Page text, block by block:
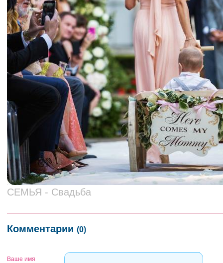
СЕМЬЯ - Свадьба
Комментарии (0)
Ваше имя